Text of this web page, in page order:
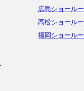
広島ショール
高松ショール
福岡ショール